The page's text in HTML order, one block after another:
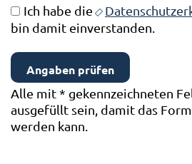
Ich habe die
bin damit einverstanden.
Alle mit* gekennzeichneten
ausgefüllt sein, damit das
werden kann.